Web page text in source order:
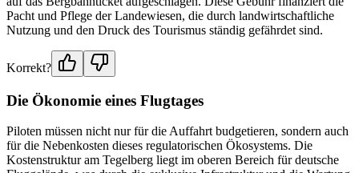
Pacht und Pflege der Landewiesen, die durch landwirtschaftliche
Nutzung und den Druck des Tourismus ständig gefährdet sind.
Korrekt?
Die Ökonomie eines Flugtages
Piloten müssen nicht nur für die Auffahrt budgetieren, sondern auch
für die Nebenkosten dieses regulatorischen Ökosystems. Die
Kostenstruktur am Tegelberg liegt im oberen Bereich für deutsche